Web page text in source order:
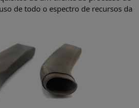
de todo o espectro de recursos da